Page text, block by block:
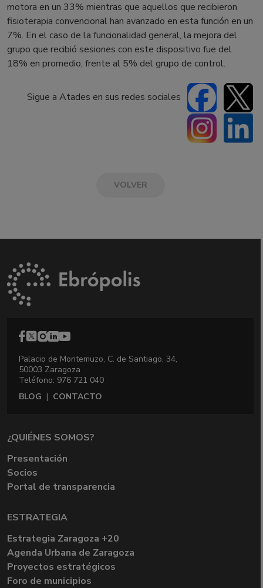
motora en un 33% mientras que aquellos que recibieron
fisioterapia convencional han avanzado en esta función en un
7%. En el caso de la funcionalidad general, la mejora del
grupo que recibió sesiones con este dispositivo fue del
18% en promedio, frente al 5% del grupo de control.
Sigue a Atades en sus redes sociales
VOLVER
Palacio de Montemuzo, C. de Santiago, 34,
50003 Zaragoza
Teléfono: 976 721 040
BLOG | CONTACTO
¿QUIÉNES SOMOS?
Presentación
Socios
Portal de transparencia
ESTRATEGIA
Estrategia Zaragoza +20
Agenda Urbana de Zaragoza
Proyectos estratégicos
Foro de municipios